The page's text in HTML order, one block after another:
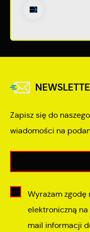
Zapisz się do
wiadomości na
Wyrażam
elektroniczną
mail informacji